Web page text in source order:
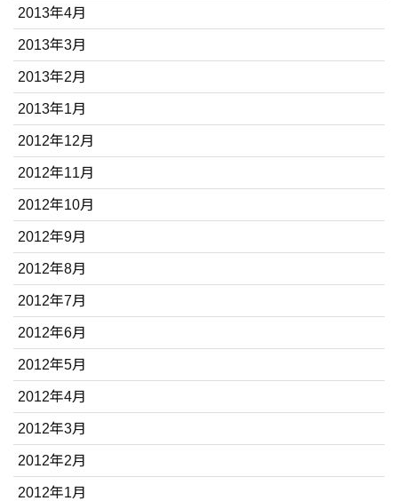
2013年4月
2013年3月
2013年2月
2013年1月
2012年12月
2012年11月
2012年10月
2012年9月
2012年8月
2012年7月
2012年6月
2012年5月
2012年4月
2012年3月
2012年2月
2012年1月